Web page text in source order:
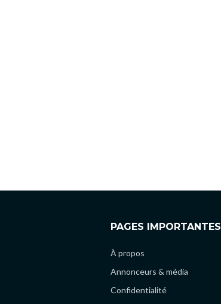
PAGES IMPORTANTES
À propos
Annonceurs & média
Confidentialité